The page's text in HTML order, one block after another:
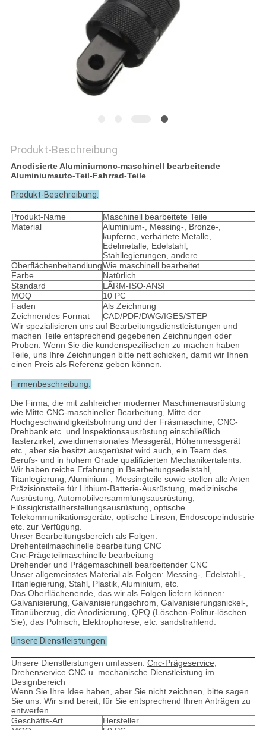
Produkt-Beschreibung
Anodisierte Aluminiumcnc-maschinell bearbeitende
Aluminiumauto-Teil-Fahrrad-Teile
Produkt-Beschreibung:
Produkt-Name
Maschinell bearbeitete Teile
Material
Aluminium-, Messing-, Bronze-,
kupferne, verhärtete Metalle,
Edelmetalle, Edelstahl,
Stahllegierungen, andere
OberflächenbehandlungWie maschinell bearbeitet
Farbe
Natürlich
Standard
LÄRM-ISO-ANSI
MOQ
10 PC
Faden
Als Zeichnung
Zeichnendes Format
CAD/PDF/DWG/IGES/STEP
Wir spezialisieren uns auf Bearbeitungsdienstleistungen und
machen Teile entsprechend gegebenen Zeichnungen oder
Proben. Wenn Sie die kundenspezifischen zu machen haben
Teile, uns Ihre Zeichnungen bitte nett schicken, damit wir Ihnen
einen Preis als Referenz geben können.
Firmenbeschreibung:
Die Firma, die mit zahlreicher moderner Maschinenausrüstung
wie Mitte CNC-maschineller Bearbeitung, Mitte der
Hochgeschwindigkeitsbohrung und der Fräsmaschine, CNC-
Drehbank etc. und Inspektionsausrüstung einschließlich
Tasterzirkel, zweidimensionales Messgerät, Höhenmessgerät
etc., aber sie besitzt ausgerüstet wird auch, ein Team des
Berufs- und in hohem Grade qualifizierten Mechanikertalents.
Wir haben reiche Erfahrung in Bearbeitungsedelstahl,
Titanlegierung, Aluminium-, Messingteile sowie stellen alle Arten
Präzisionsteile für Lithium-Batterie-Ausrüstung, medizinische
Ausrüstung, Automobilversammlungsausrüstung,
Flüssigkristallherstellungsausrüstung, optische
Telekommunikationsgeräte, optische Linsen, Endoscopeindustrie
etc. zur Verfügung.
Unser Bearbeitungsbereich als Folgen:
Drehenteilmaschinelle bearbeitung CNC
Cnc-Prägeteilmaschinelle bearbeitung
Drehender und Prägemaschinell bearbeitender CNC
Unser allgemeinstes Material als Folgen: Messing-, Edelstahl-,
Titanlegierung, Stahl, Plastik, Aluminium, etc.
Das Oberflächenende, das wir als Folgen liefern können:
Galvanisierung, Galvanisierungschrom, Galvanisierungsnickel-,
Titanüberzug, die Anodisierung, QPQ (Löschen-Politur-löschen
Sie), das Polnisch, Elektrophorese, etc. sandstrahlend.
Unsere Dienstleistungen:
Unsere Dienstleistungen umfassen: Cnc-Prägeservice,
Drehenservice CNCu. mechanische Dienstleistung im
Designbereich
Wenn Sie Ihre Idee haben, aber Sie nicht zeichnen, bitte sagen
Sie uns. Wir sind bereit, für Sie entsprechend Ihren Anträgen zu
entwerfen.
Geschäfts-Art
Hersteller